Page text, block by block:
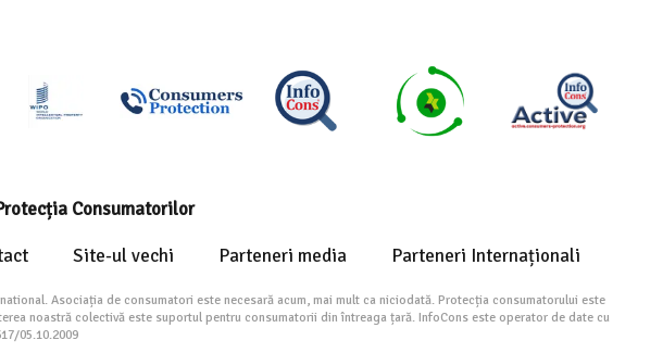
Consumatorilor
Site-ul vechi Parteneri media Parteneri Internaționali
Asociația de consumatori este necesară acum, mai mult ca niciodată. Protecția consumatorului este
noastră colectivă este suportul pentru consumatorii din întreaga țară. InfoCons este operator de date cu
05.10.2009